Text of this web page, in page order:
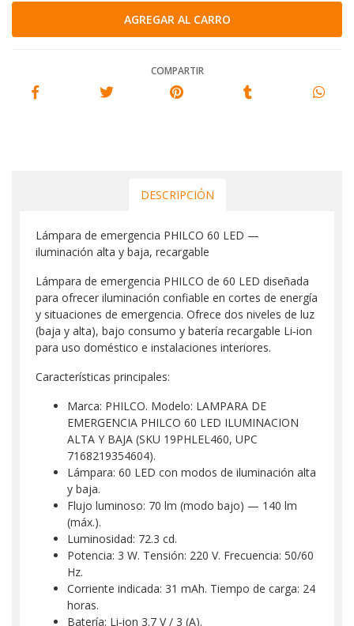
COMPARTIR
DESCRIPCIÓN
Lámpara de emergencia PHILCO 60 LED —
iluminación alta y baja, recargable
Lámpara de emergencia PHILCO de 60 LED diseñada
para ofrecer iluminación confiable en cortes de energía
y situaciones de emergencia. Ofrece dos niveles de luz
(baja y alta), bajo consumo y batería recargable Li‑ion
para uso doméstico e instalaciones interiores.
Características principales:
Marca: PHILCO. Modelo: LAMPARA DE
EMERGENCIA PHILCO 60 LED ILUMINACION
ALTA Y BAJA (SKU 19PHLEL460, UPC
7168219354604).
Lámpara: 60 LED con modos de iluminación alta
y baja.
Flujo luminoso: 70 lm (modo bajo) — 140 lm
(máx.).
Luminosidad: 72.3 cd.
Potencia: 3 W. Tensión: 220 V. Frecuencia: 50/60
Hz.
Corriente indicada: 31 mAh. Tiempo de carga: 24
horas.
Batería: Li‑ion 3.7 V / 3 (A).